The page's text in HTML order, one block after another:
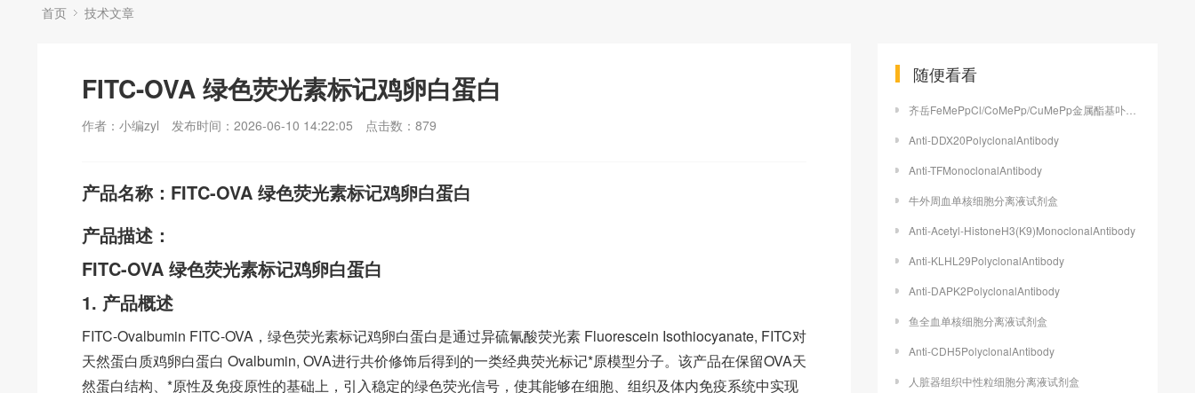
首页 技术文章
FITC-OVA 绿色荧光素标记鸡卵白蛋白
作者：小编zyl 发布时间：2026-06-10 14:22:05 点击数： 879
产品名称：FITC-OVA 绿色荧光素标记鸡卵白蛋白
产品描述：
FITC-OVA 绿色荧光素标记鸡卵白蛋白
1. 产品概述
FITC-Ovalbumin FITC-OVA，绿色荧光素标记鸡卵白蛋白是通过异硫氰酸荧光素 Fluorescein Isothiocyanate, FITC对
天然蛋白质鸡卵白蛋白 Ovalbumin, OVA进行共价修饰后得到的一类经典荧光标记*原模型分子。该产品在保留OVA天
然蛋白结构、*原性及免疫原性的基础上，引入稳定的绿色荧光信号，使其能够在细胞、组织及体内免疫系统中实现
随便看看
齐岳FeMePpCl/CoMePp/CuMePp金属酯基卟啉的合成路线
Anti-DDX20PolyclonalAntibody
Anti-TFMonoclonalAntibody
牛外周血单核细胞分离液试剂盒
Anti-Acetyl-HistoneH3(K9)MonoclonalAntibody
Anti-KLHL29PolyclonalAntibody
Anti-DAPK2PolyclonalAntibody
鱼全血单核细胞分离液试剂盒
Anti-CDH5PolyclonalAntibody
人脏器组织中性粒细胞分离液试剂盒